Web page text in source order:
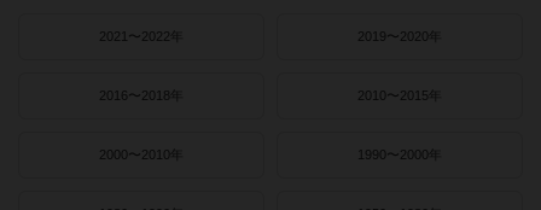
2021〜2022年 2019〜2020年
2016〜2018年 2010〜2015年
2000〜2010年 1990〜2000年